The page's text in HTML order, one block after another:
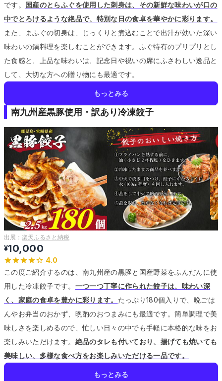
です。 国産のとらふぐを使用した刺身は、その新鮮な味わいが口の
中でとろけるような絶品で、特別な日の食卓を華やかに彩ります。
また、まふぐの切身は、じっくりと煮込むことで出汁が効いた深い
味わいの鍋料理を楽しむことができます。 ふぐ特有のプリプリとし
た食感と、上品な味わいは、記念日や祝いの席にふさわしい逸品と
して、大切な方への贈り物にも最適です。
もっとみる
南九州産黒豚使用・訳あり冷凍餃子
出展： 楽天ふるさと納税
¥10,000
4.0
この度ご紹介するのは、南九州産の黒豚と国産野菜をふんだんに使
用した冷凍餃子です。 一つ一つ丁寧に作られた餃子は、味わい深
く、家庭の食卓を豊かに彩ります。 たっぷり180個入りで、晩ごは
んやお弁当のおかず、晩酌のおつまみにも最適です。簡単調理で美
味しさを楽しめるので、忙しい日々の中でも手軽に本格的な味をお
楽しみいただけます。 絶品のタレも付いており、揚げても焼いても
美味しい、多様な食べ方をお楽しみいただける一品です。
もっとみる